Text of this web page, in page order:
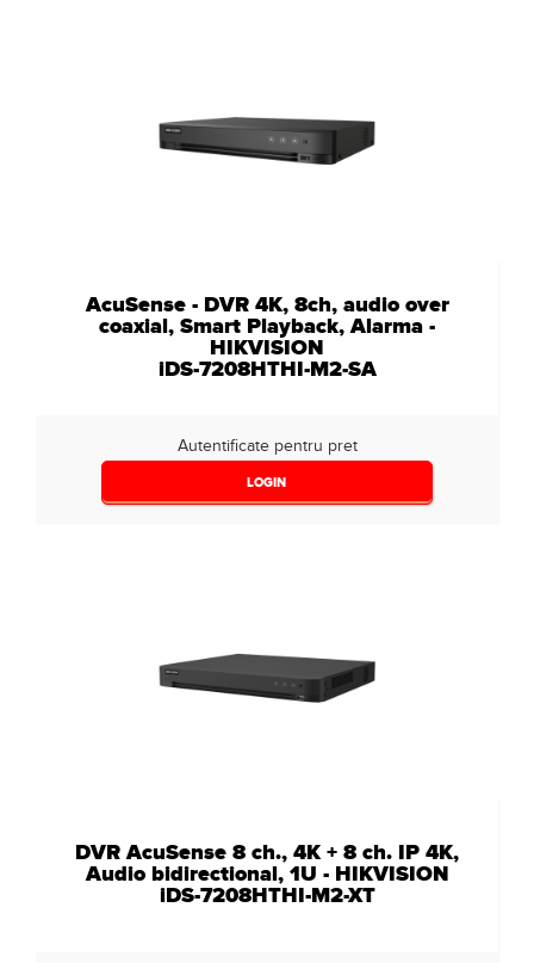
AcuSense - DVR 4K, 8ch, audio over
coaxial, Smart Playback, Alarma -
HIKVISION
iDS-7208HTHI-M2-SA
Autentificate pentru pret
LOGIN
DVR AcuSense 8 ch., 4K + 8 ch. IP 4K,
Audio bidirectional, 1U - HIKVISION
iDS-7208HTHI-M2-XT